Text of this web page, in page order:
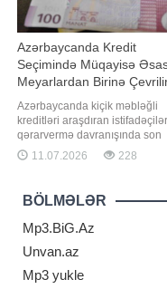
Azərbaycanda Kredit
Seçimində Müqayisə
Meyarlardan Birinə
Azərbaycanda kiçik məbləğli
kreditləri araşdıran
qərarvermə davranışında son
illərdə daha müqayisəli
müşahidə olunur. Kredit
olub olmamasına deyil, fərqli
təkliflərin hansı şərtlərlə təqdim
edildiyinə də diqqət yetirirlər.
yanaşma istifadəçiləri
11.07.2026 228
BÖLMƏLƏR
Mp3.BiG.Az
Unvan.az
Mp3 yukle